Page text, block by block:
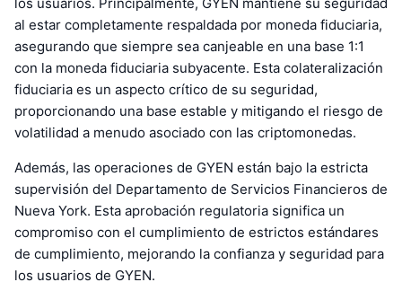
al estar completamente respaldada por moneda fiduciaria,
asegurando que siempre sea canjeable en una base 1:1
con la moneda fiduciaria subyacente. Esta colateralización
fiduciaria es un aspecto crítico de su seguridad,
proporcionando una base estable y mitigando el riesgo de
volatilidad a menudo asociado con las criptomonedas.
Además, las operaciones de GYEN están bajo la estricta
supervisión del Departamento de Servicios Financieros de
Nueva York. Esta aprobación regulatoria significa un
compromiso con el cumplimiento de estrictos estándares
de cumplimiento, mejorando la confianza y seguridad para
los usuarios de GYEN.